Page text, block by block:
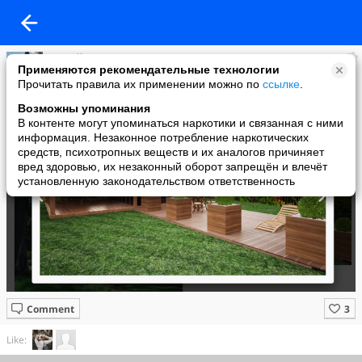
Применяются рекомендательные технологии
Прочитать правила их применении можно по ссылке
Возможны упоминания
В контенте могут упоминаться наркотики и связанная с ними
информация. Незаконное потребление наркотических
средств, психотропных веществ и их аналогов причиняет
вред здоровью, их незаконный оборот запрещён и влечёт
установленную законодательством ответственность
сергей давыдов
added a photo
19 Feb в 22:07
Comment
Like: